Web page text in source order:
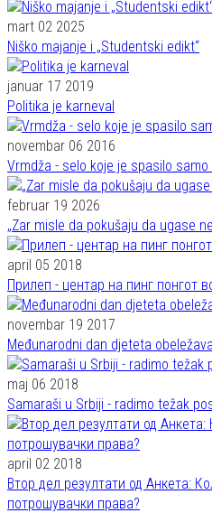
mart 02 2025
Niško majanje i „Studentski edikt“
januar 17 2019
Politika je karneval
novembar 06 2016
Vrmdža - selo koje je spasilo samo
februar 19 2026
„Zar misle da pokušaju da ugase
april 05 2018
Прилеп - центар на пинг понгот
novembar 19 2017
Međunarodni dan djeteta
maj 06 2018
Samaraši u Srbiji - radimo težak
april 02 2018
Втор дел резултати од Анкета:
потрошувачки права?